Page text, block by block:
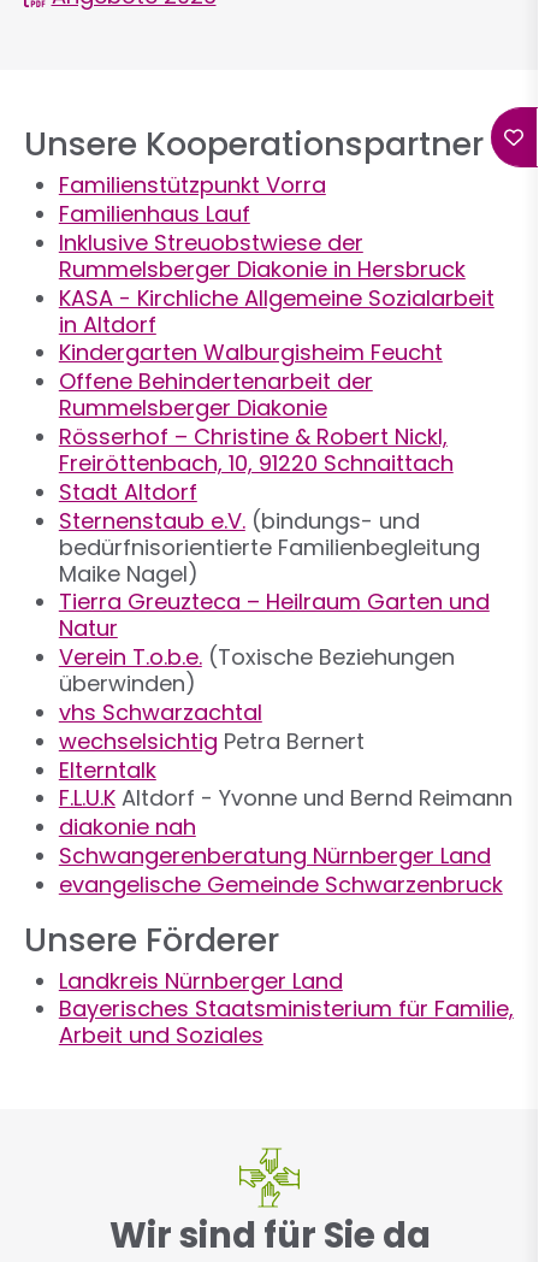
Unsere Kooperationspartner
Familienstützpunkt Vorra
Familienhaus Lauf
Inklusive Streuobstwiese der
Rummelsberger Diakonie in Hersbruck
KASA - Kirchliche Allgemeine Sozialarbeit
in Altdorf
Kindergarten Walburgisheim Feucht
Offene Behindertenarbeit der
Rummelsberger Diakonie
Rösserhof – Christine & Robert Nickl,
Freiröttenbach, 10, 91220 Schnaittach
Stadt Altdorf
Sternenstaub e.V.(bindungs- und
bedürfnisorientierte Familienbegleitung
Maike Nagel)
Tierra Greuzteca – Heilraum Garten und
Natur
Verein T.o.b.e.(Toxische Beziehungen
überwinden)
vhs Schwarzachtal
wechselsichtig Petra Bernert
Elterntalk
F.L.U.KAltdorf - Yvonne und Bernd Reimann
diakonie nah
Schwangerenberatung Nürnberger Land
evangelische Gemeinde Schwarzenbruck
Unsere Förderer
Landkreis Nürnberger Land
Bayerisches Staatsministerium für Familie,
Arbeit und Soziales
Wir sind für Sie da